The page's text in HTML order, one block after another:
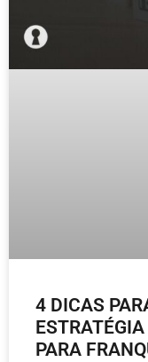
4 DICAS
PARA